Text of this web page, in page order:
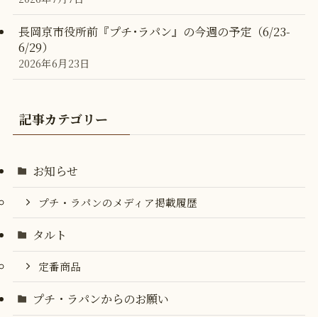
長岡京市役所前『プチ･ラパン』の今週の予定（6/23-
6/29）
2026年6月23日
記事カテゴリー
お知らせ
プチ・ラパンのメディア掲載履歴
タルト
定番商品
プチ・ラパンからのお願い